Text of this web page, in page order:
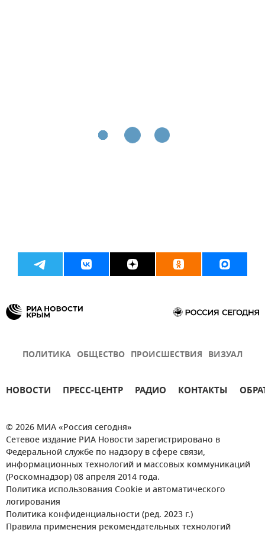
ПОЛИТИКА ОБЩЕСТВО ПРОИСШЕСТВИЯ ВИЗУАЛ
НОВОСТИ ПРЕСС-ЦЕНТР РАДИО КОНТАКТЫ
© 2026 МИА «Россия сегодня»
Сетевое издание РИА Новости зарегистрировано в
Федеральной службе по надзору в сфере связи,
информационных технологий и массовых коммуникаций
(Роскомнадзор) 08 апреля 2014 года.
Политика использования Cookie и автоматического
логирования
Политика конфиденциальности (ред. 2023 г.)
Правила применения рекомендательных технологий